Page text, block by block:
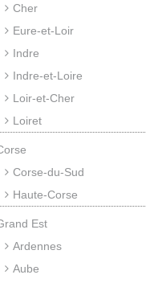
Cher
Eure-et-Loir
Indre
Indre-et-Loire
Loir-et-Cher
Loiret
Corse-du-Sud
Haute-Corse
Est
Ardennes
Aube